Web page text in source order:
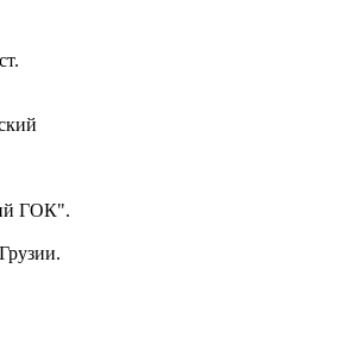
ГОК".